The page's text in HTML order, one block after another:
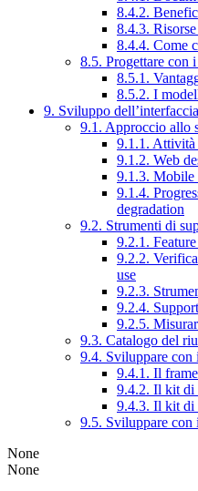
8.4.2.
8.4.3.
8.4.4. Come
8.5. Progettare con
8.5.1.
8.5.2. I
9. Sviluppo dell’interfaccia
9.1. Approccio allo
9.1.1.
9.1.2. Web
9.1.3. Mobile
9.1.4.
degradation
9.2. Strumenti di
9.2.1.
9.2.2.
use
9.2.3.
9.2.4.
9.2.5.
9.3. Catalogo del
9.4. Sviluppare con
9.4.1. Il
9.4.2. Il kit di
9.4.3. Il kit di
9.5. Sviluppare con
None
None